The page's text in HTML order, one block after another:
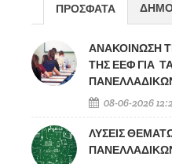
ΠΡΟΣΦΑΤΑ
ΑΝΑΚΟΙΝΩΣΗ
ΤΗΣ ΕΕΦ ΓΙΑ
08-06-2026
ΛΥΣΕΙΣ